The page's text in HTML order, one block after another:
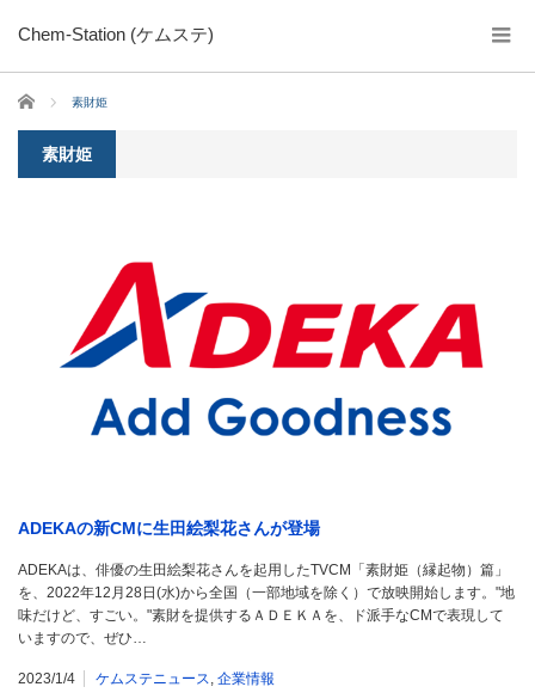
Chem-Station (ケムステ)
ホーム 素財姫
素財姫
ADEKAの新CMに生田絵梨花さんが登場
ADEKAは、俳優の生田絵梨花さんを起用したTVCM「素財姫（縁起物）篇」
を、2022年12月28日(水)から全国（一部地域を除く）で放映開始します。"地
味だけど、すごい。"素財を提供するＡＤＥＫＡを、ド派手なCMで表現して
いますので、ぜひ…
2023/1/4 ケムステニュース 企業情報